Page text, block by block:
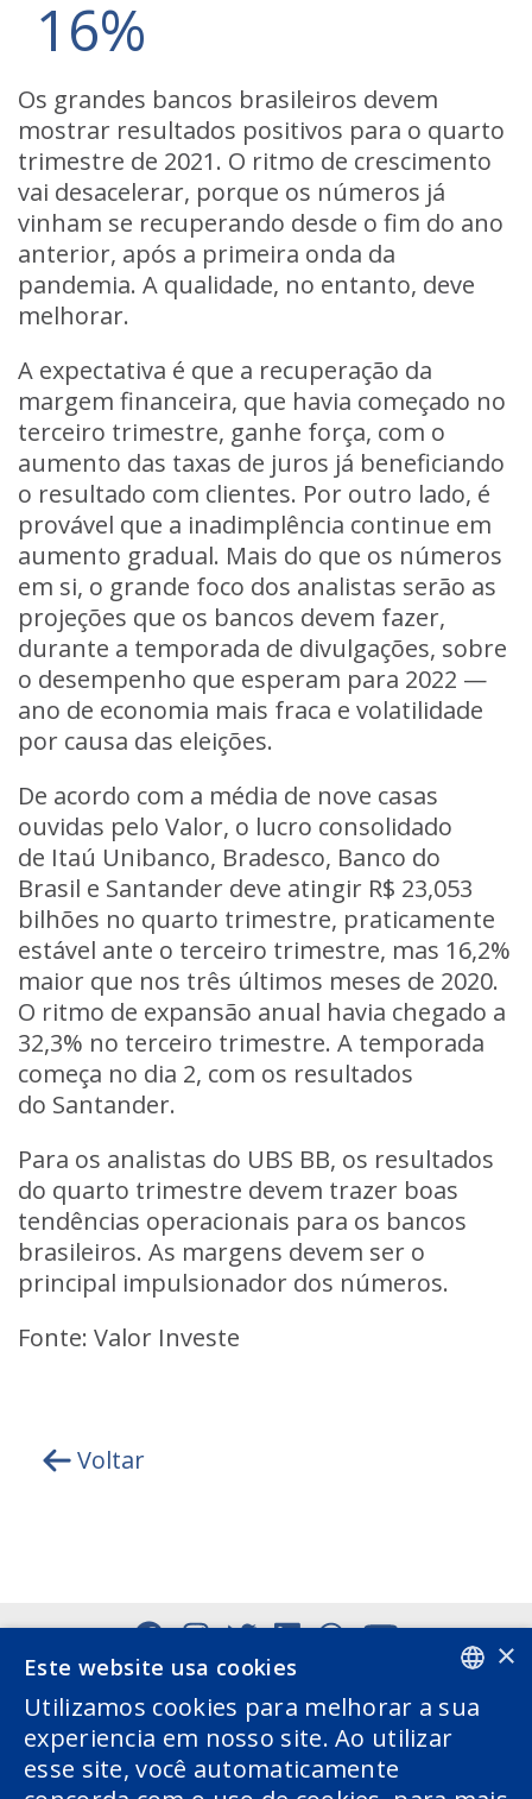
16%
Os grandes bancos brasileiros devem
mostrar resultados positivos para o quarto
trimestre de 2021. O ritmo de crescimento
vai desacelerar, porque os números já
vinham se recuperando desde o fim do ano
anterior, após a primeira onda da
pandemia. A qualidade, no entanto, deve
melhorar.
A expectativa é que a recuperação da
margem financeira, que havia começado no
terceiro trimestre, ganhe força, com o
aumento das taxas de juros já beneficiando
o resultado com clientes. Por outro lado, é
provável que a inadimplência continue em
aumento gradual. Mais do que os números
em si, o grande foco dos analistas serão as
projeções que os bancos devem fazer,
durante a temporada de divulgações, sobre
o desempenho que esperam para 2022 —
ano de economia mais fraca e volatilidade
por causa das eleições.
De acordo com a média de nove casas
ouvidas pelo Valor, o lucro consolidado
de Itaú Unibanco, Bradesco, Banco do
Brasil e Santander deve atingir R$ 23,053
bilhões no quarto trimestre, praticamente
estável ante o terceiro trimestre, mas 16,2%
maior que nos três últimos meses de 2020.
O ritmo de expansão anual havia chegado a
32,3% no terceiro trimestre. A temporada
começa no dia 2, com os resultados
do Santander.
Para os analistas do UBS BB, os resultados
do quarto trimestre devem trazer boas
tendências operacionais para os bancos
brasileiros. As margens devem ser o
principal impulsionador dos números.
Fonte: Valor Investe
Voltar
PORTUGUESE
ENGLISH
×
Este website usa cookies
Utilizamos cookies para melhorar a sua
experiencia em nosso site. Ao utilizar
esse site, você automaticamente